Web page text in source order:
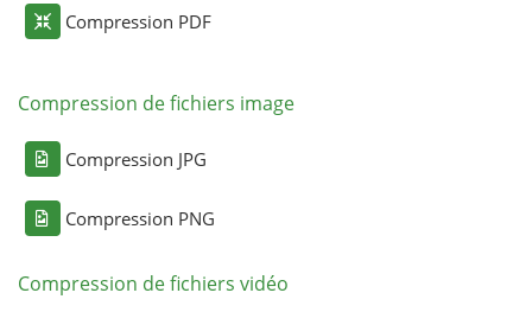
Compression PDF
Compression de fichiers image
Compression JPG
Compression PNG
Compression de fichiers vidéo